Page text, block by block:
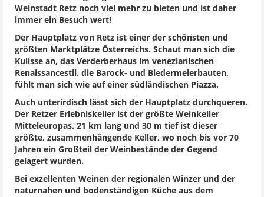
Weinstadt Retz noch viel mehr zu bieten und ist daher
immer ein Besuch wert!
Der Hauptplatz von Retz ist einer der schönsten und
größten Marktplätze Österreichs. Schaut man sich die
Kulisse an, das Verderberhaus im venezianischen
Renaissancestil, die Barock- und Biedermeierbauten,
fühlt man sich wie auf einer südländischen Piazza.
Auch unterirdisch lässt sich der Hauptplatz durchqueren.
Der Retzer Erlebniskeller ist der größte Weinkeller
Mitteleuropas. 21 km lang und 30 m tief ist dieser
größte, zusammenhängende Keller, wo noch bis vor 70
Jahren ein Großteil der Weinbestände der Gegend
gelagert wurden.
Bei exzellenten Weinen der regionalen Winzer und der
naturnahen und bodenständigen Küche aus dem